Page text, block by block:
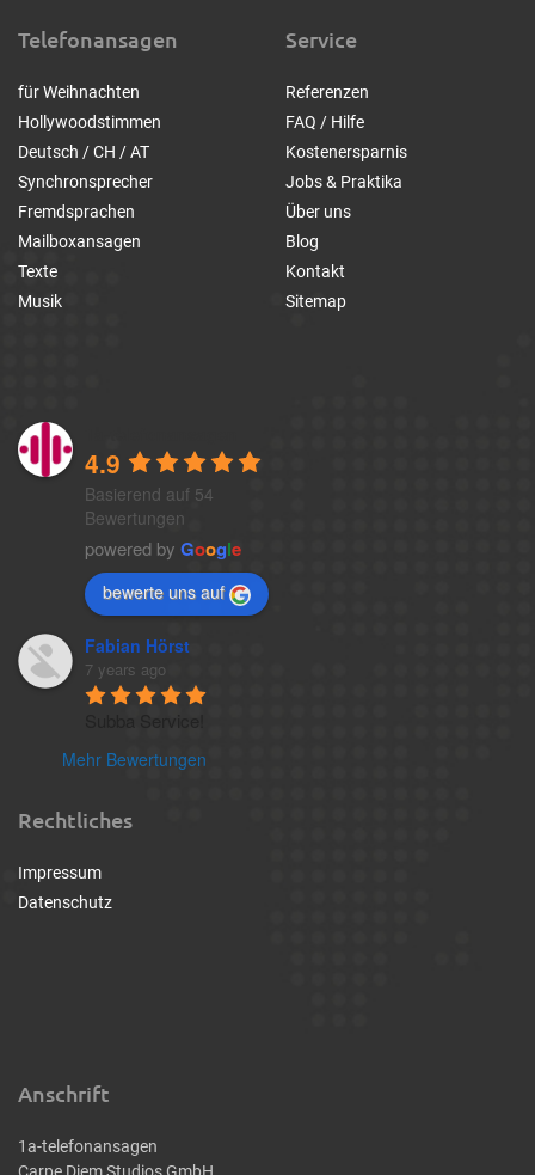
Telefonansagen
für Weihnachten
Hollywoodstimmen
Deutsch / CH / AT
Synchronsprecher
Fremdsprachen
Mailboxansagen
Texte
Musik
4.9
Basierend auf 54
Bewertungen
powered by Google
bewerte uns auf
Fabian Hörst
7 years ago
Mehr Bewertungen
Service
Referenzen
FAQ / Hilfe
Kostenersparnis
Jobs & Praktika
Über uns
Blog
Kontakt
Sitemap
Rechtliches
Impressum
Datenschutz
Anschrift
1a-telefonansagen
Carpe Diem Studios GmbH